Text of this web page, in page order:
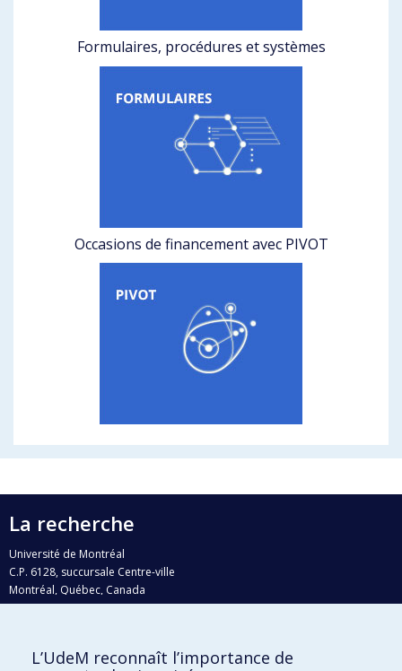
Formulaires, procédures et systèmes
Occasions de financement avec PIVOT
La recherche
Université de Montréal
C.P. 6128, succursale Centre-ville
Montréal, Québec, Canada
H3C 3J7
L’UdeM reconnaît l’importance de